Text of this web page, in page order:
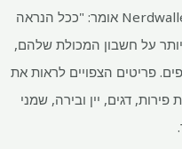
הכספים האישי קימברלי פאלמר מ- Nerdwallet אומר: "ככל הנראה
על חשבון המכולת שלהם,
פריטים הצפויים לראות את
דגים, יין ובירה, שמני